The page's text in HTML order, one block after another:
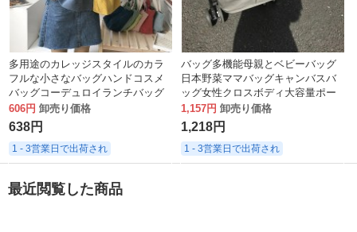
多用途のカレッジスタイルのカラ
フルな小さなバッグハンドコスメ
バッグコーデュロイランチバッグ
606円 卸売り価格
638円
1 - 3営業日で出荷され
バッグ多機能母親とベビーバッグ
日本野菜ママバッグキャンバスバ
ッグ女性クロスボディ大容量ポー
タブルトートバッグ
1,157円 卸売り価格
1,218円
1 - 3営業日で出荷され
最近閲覧した商品